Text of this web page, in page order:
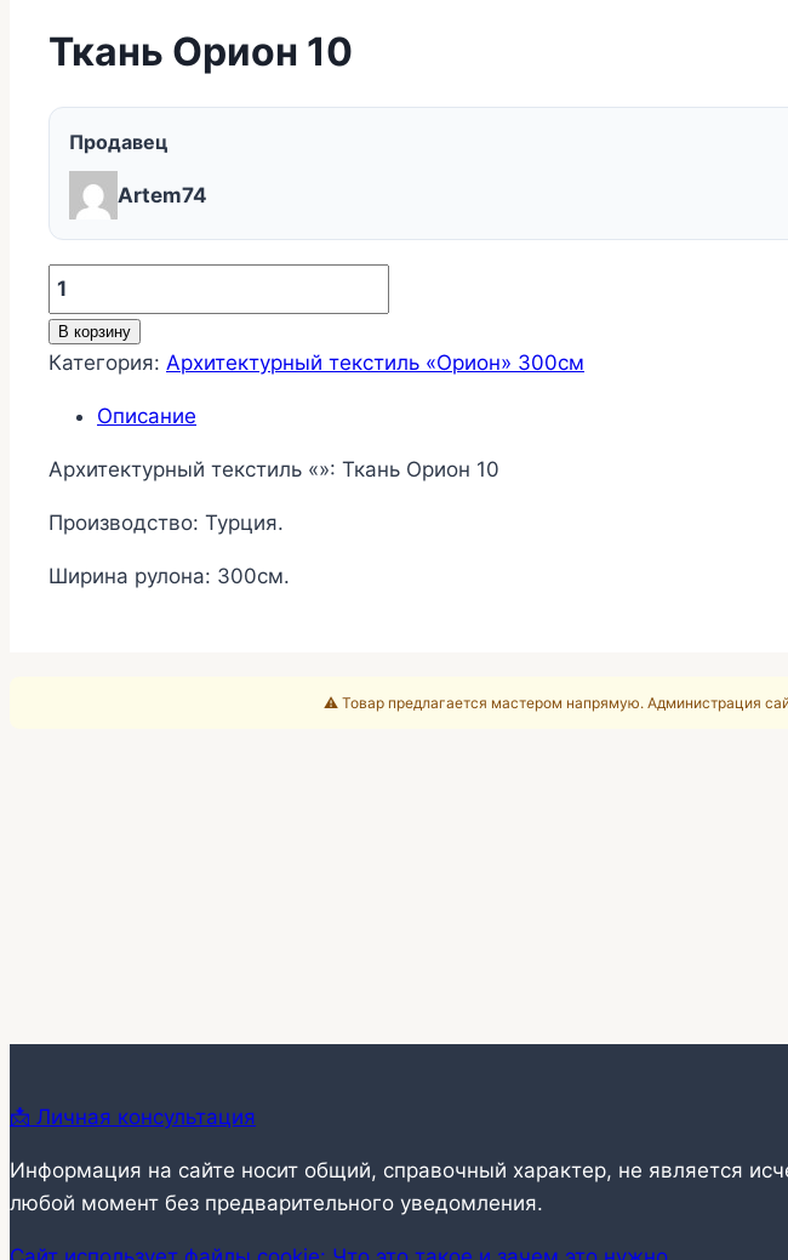
Ткань Орион 10
Продавец
Artem74
Количество
товара
Ткань
Орион
В корзину
Категория: Архитектурный текстиль «Орион» 300см
Описание
Архитектурный текстиль «»: Ткань Орион 10
Производство: Турция.
Ширина рулона: 300см.
⚠️ Товар предлагается мастером напрямую. Администрация
📩 Личная консультация
Информация на сайте носит общий, справочный характер, не является
любой момент без предварительного уведомления.